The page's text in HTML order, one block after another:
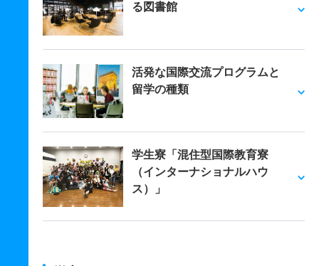
る図書館
活発な国際交流プログラムと
留学の種類
学生寮「混住型国際教育寮
（インターナショナルハウ
ス）」